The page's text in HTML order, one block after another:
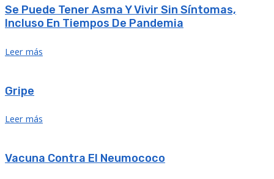
Se Puede Tener Asma Y Vivir Sin Síntomas,
Incluso En Tiempos De Pandemia
Leer más
Gripe
Leer más
Vacuna Contra El Neumococo